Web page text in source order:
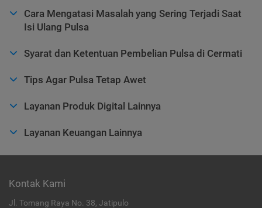
Cara Mengatasi Masalah yang Sering Terjadi Saat
Isi Ulang Pulsa
Syarat dan Ketentuan Pembelian Pulsa di Cermati
Tips Agar Pulsa Tetap Awet
Layanan Produk Digital Lainnya
Layanan Keuangan Lainnya
Kontak Kami
Jl. Tomang Raya No. 38, Jatipulo